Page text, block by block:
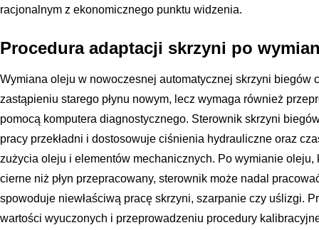
racjonalnym z ekonomicznego punktu widzenia.
Procedura adaptacji skrzyni po
Wymiana oleju w nowoczesnej automatycznej skrzyni biegów
zastąpieniu starego płynu nowym, lecz wymaga również
pomocą komputera diagnostycznego. Sterownik skrzyni
pracy przekładni i dostosowuje ciśnienia hydrauliczne oraz
zużycia oleju i elementów mechanicznych. Po wymianie oleju,
cierne niż płyn przepracowany, sterownik może nadal
spowoduje niewłaściwą pracę skrzyni, szarpanie czy uślizgi.
wartości wyuczonych i przeprowadzeniu procedury